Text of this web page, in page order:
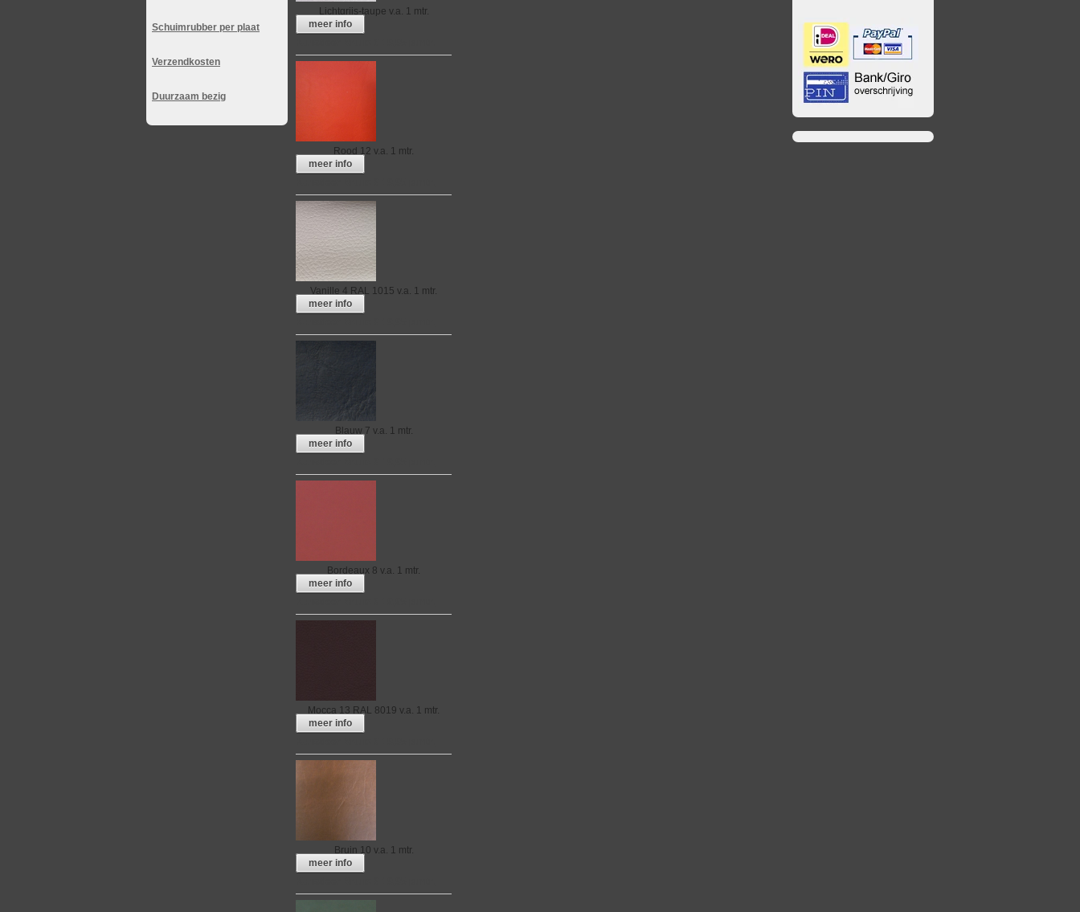
Schuimrubber per plaat
Verzendkosten
Duurzaam bezig
Lichtgrijs-taupe v.a. 1 mtr.
meer info
Rood 12 v.a. 1 mtr.
meer info
Vanille 4 RAL 1015 v.a. 1 mtr.
meer info
Blauw 7 v.a. 1 mtr.
meer info
Bordeaux 8 v.a. 1 mtr.
meer info
Mocca 13 RAL 8019 v.a. 1 mtr.
meer info
Bruin 10 v.a. 1 mtr.
meer info